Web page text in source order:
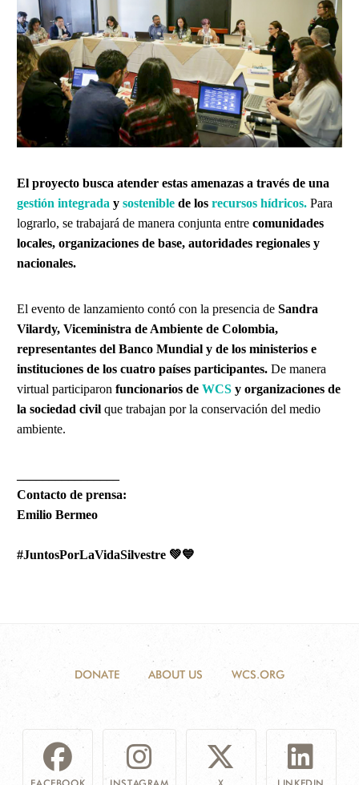
El proyecto busca atender estas amenazas a través de una
gestión integrada y sostenible de los recursos hídricos. Para
lograrlo, se trabajará de manera conjunta entre comunidades
locales, organizaciones de base, autoridades regionales y
nacionales.
El evento de lanzamiento contó con la presencia de Sandra
Vilardy, Viceministra de Ambiente de Colombia,
representantes del Banco Mundial y de los ministerios e
instituciones de los cuatro países participantes. De manera
virtual participaron funcionarios de WCS y organizaciones de
la sociedad civil que trabajan por la conservación del medio
ambiente.
Contacto de prensa:
Emilio Bermeo
#JuntosPorLaVidaSilvestre 💚💙
DONATE ABOUT US WCS.ORG